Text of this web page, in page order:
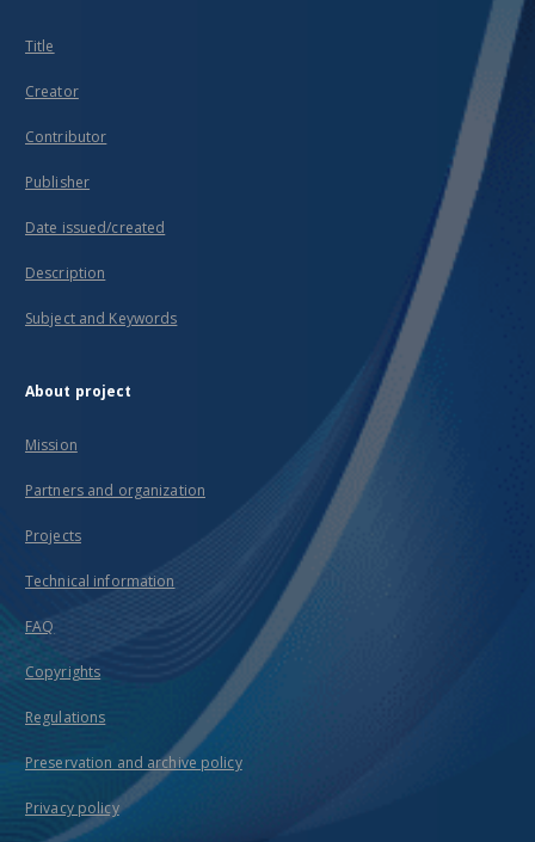
Title
Creator
Contributor
Publisher
Date issued/created
Description
Subject and Keywords
About project
Mission
Partners and organization
Projects
Technical information
FAQ
Copyrights
Regulations
Preservation and archive policy
Privacy policy